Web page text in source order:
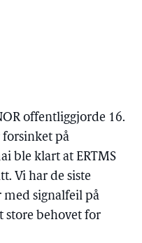
offentliggjorde 16.
forsinket på
ble klart at ERTMS
Vi har de siste
med signalfeil på
store behovet for